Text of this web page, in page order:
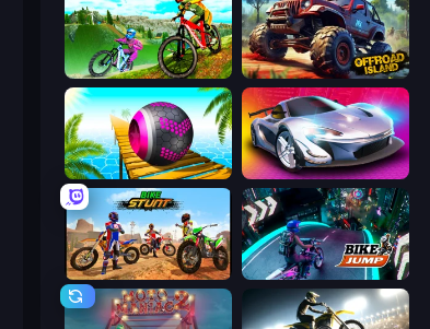
MX Offroad Master Offroad Island
Rolling Balls Sea Race Grand Cyber City
Bike Stunts Race Bike Games 3D Bike Jump